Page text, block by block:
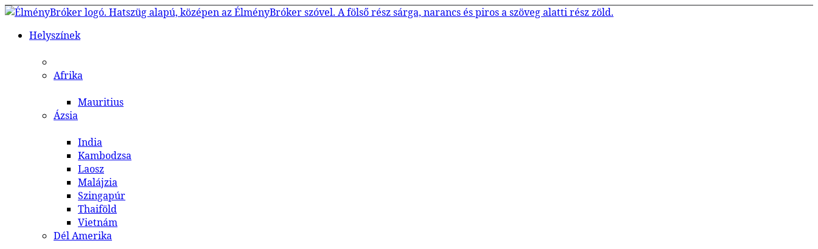
Helyszínek
Afrika
Mauritius
Ázsia
India
Kambodzsa
Laosz
Malájzia
Szingapúr
Thaiföld
Vietnám
Dél Amerika